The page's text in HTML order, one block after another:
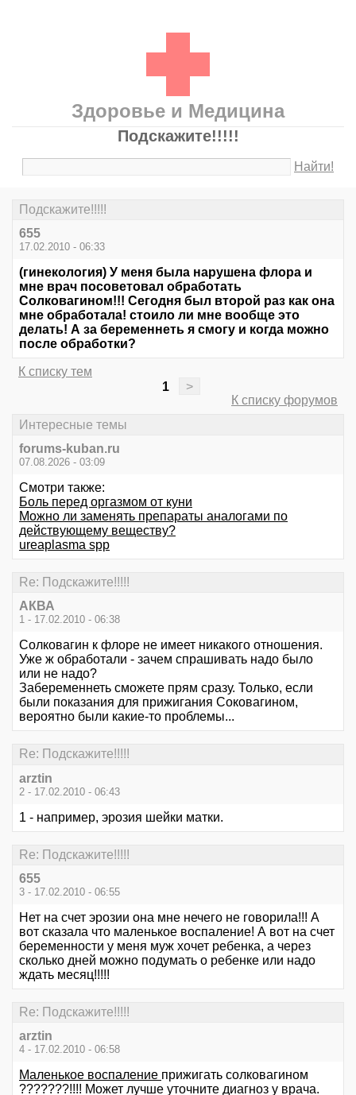
Здоровье и Медицина
Подскажите!!!!!
Найти!
Подскажите!!!!!
655
17.02.2010 - 06:33
(гинекология) У меня была нарушена флора и
мне врач посоветовал обработать
Солковагином!!! Сегодня был второй раз как она
мне обработала! стоило ли мне вообще это
делать! А за беременнеть я смогу и когда можно
после обработки?
К списку тем
1
>
К списку форумов
Интересные темы
forums-kuban.ru
07.08.2026 - 03:09
Смотри также:
Боль перед оргазмом от куни
Можно ли заменять препараты аналогами по
действующему веществу?
ureaplasma spp
Re: Подскажите!!!!!
АКВА
1 - 17.02.2010 - 06:38
Солковагин к флоре не имеет никакого отношения.
Уже ж обработали - зачем спрашивать надо было
или не надо?
Забеременнеть сможете прям сразу. Только, если
были показания для прижигания Соковагином,
вероятно были какие-то проблемы...
Re: Подскажите!!!!!
arztin
2 - 17.02.2010 - 06:43
1 - например, эрозия шейки матки.
Re: Подскажите!!!!!
655
3 - 17.02.2010 - 06:55
Нет на счет эрозии она мне нечего не говорила!!! А
вот сказала что маленькое воспаление! А вот на счет
беременности у меня муж хочет ребенка, а через
сколько дней можно подумать о ребенке или надо
ждать месяц!!!!!
Re: Подскажите!!!!!
arztin
4 - 17.02.2010 - 06:58
Маленькое воспаление прижигать солковагином
???????!!!! Может лучше уточните диагноз у врача.